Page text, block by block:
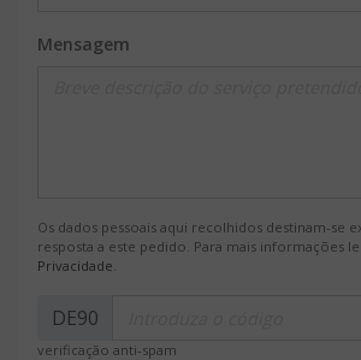
Mensagem
Os dados pessoais aqui recolhidos destinam-se
resposta a este pedido. Para mais informações
Privacidade.
DE90
verificação anti-spam